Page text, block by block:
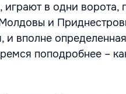
играют в одни ворота,
и
и вполне
поподробнее –